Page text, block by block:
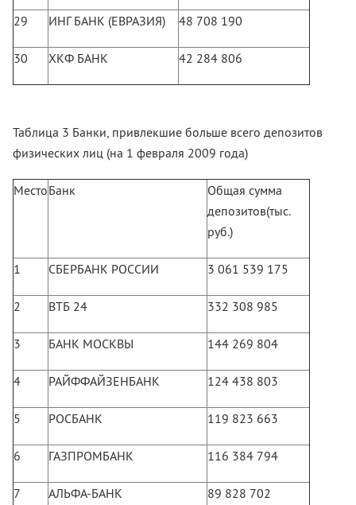
29 ИНГ БАНК (ЕВРАЗИЯ) 48 708 190
30 ХКФ БАНК 42 284 806
Таблица 3 Банки, привлекшие больше всего депозитов
физических лиц (на 1 февраля 2009 года)
МестоБанк
Общая сумма
депозитов(тыс.
руб.)
1 СБЕРБАНК РОССИИ 3 061 539 175
2 ВТБ 24 332 308 985
3 БАНК МОСКВЫ 144 269 804
4 РАЙФФАЙЗЕНБАНК 124 438 803
5 РОСБАНК 119 823 663
6 ГАЗПРОМБАНК 116 384 794
7 АЛЬФА-БАНК 89 828 702